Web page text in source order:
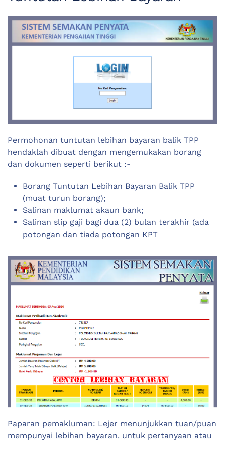
Permohonan tuntutan lebihan bayaran balik TPP
hendaklah dibuat dengan mengemukakan borang
dan dokumen seperti berikut :-
Borang Tuntutan Lebihan Bayaran Balik TPP
(muat turun borang);
Salinan maklumat akaun bank;
Salinan slip gaji bagi dua (2) bulan terakhir (ada
potongan dan tiada potongan KPT
Paparan pemakluman: Lejer menunjukkan tuan/puan
mempunyai lebihan bayaran. untuk pertanyaan atau